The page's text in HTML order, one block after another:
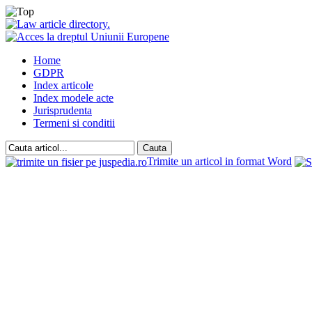
Home
GDPR
Index articole
Index modele acte
Jurisprudenta
Termeni si conditii
Trimite un articol in format Word